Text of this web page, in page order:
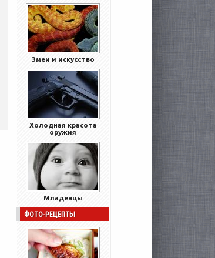
Змеи и искусство
Холодная красота
оружия
Младенцы
ФОТО-РЕЦЕПТЫ